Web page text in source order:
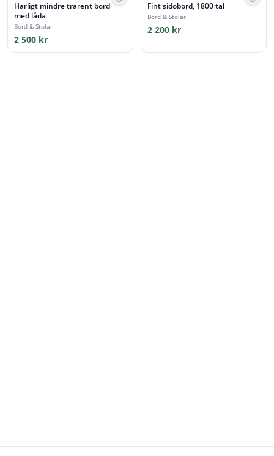
Härligt mindre trärent bord
med låda
Bord & Stolar
2 500 kr
Fint sidobord, 1800 tal
Bord & Stolar
2 200 kr